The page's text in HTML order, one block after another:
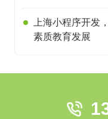
上海小程序开发
素质教育发展